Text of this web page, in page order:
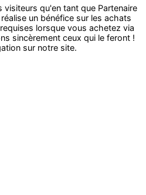
qu'en tant que Partenaire
un bénéfice sur les achats
lorsque vous achetez via
sincèrement ceux qui le feront !
sur notre site.